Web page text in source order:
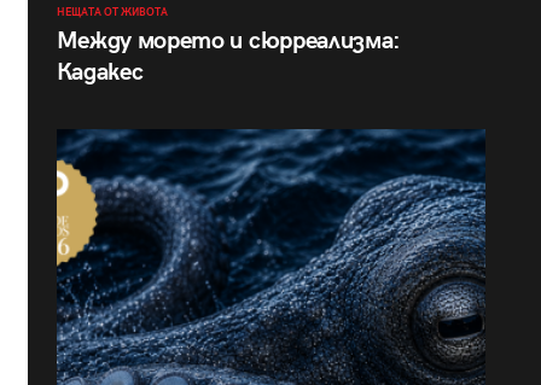
НЕЩАТА ОТ ЖИВОТА
Между морето и сюрреализма:
Кадакес